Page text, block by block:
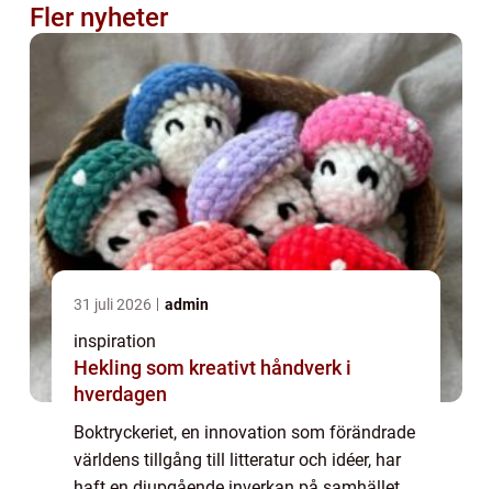
Fler nyheter
31 juli 2026 admin
inspiration
Hekling som kreativt håndverk i
hverdagen
Boktryckeriet, en innovation som förändrade
världens tillgång till litteratur och idéer, har